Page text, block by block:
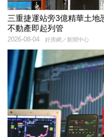
三重捷運站旁3億精華土
不動產即起列管
好房網／新聞中心
2026-08-04